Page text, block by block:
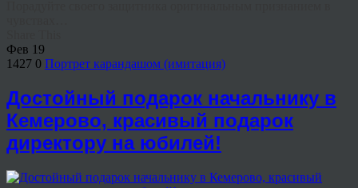
Фев 19
1427 0 Портрет карандашом (имитация)
Достойный подарок начальнику в
Кемерово, красивый подарок
директору на юбилей!